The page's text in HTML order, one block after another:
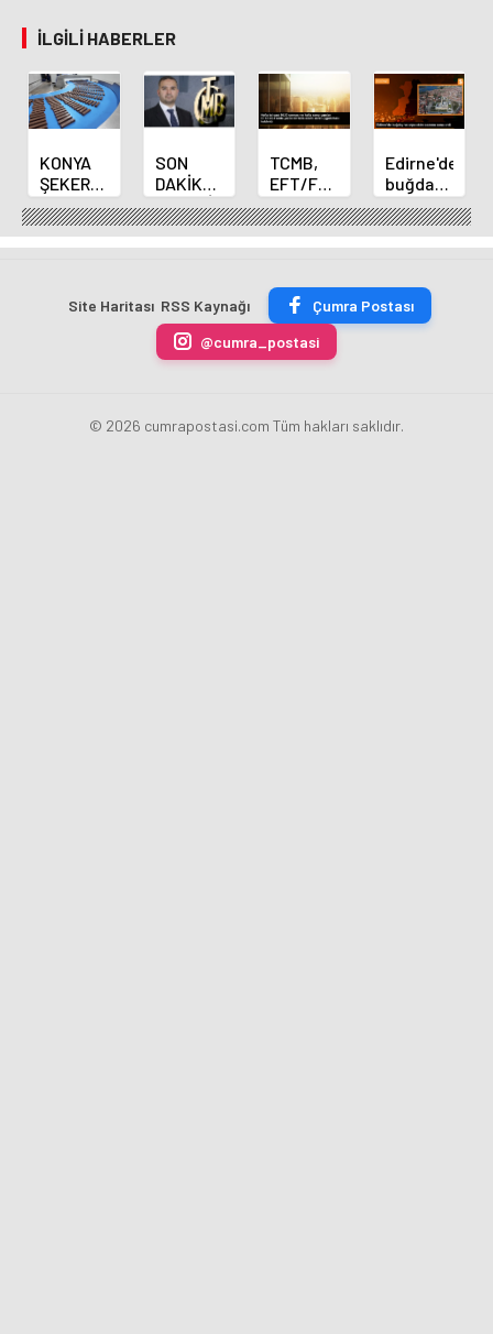
İLGILI HABERLER
KONYA
ŞEKER
YILLIK 7
BİN 500
TON
ÜRETİLECEK
SON
DAKİKA
HABERİ:
Yeni
Merkez
Fatih
Karahan
oldu
TCMB,
EFT/FAST
işlemleri
için
fazla
uygulamasını
kaldırdı
Edirne'de
buğday
ve arpa
ekim
sezonu
erdi
Site Haritası RSS Kaynağı
Çumra Postası
@cumra_postasi
© 2026 cumrapostasi.com Tüm hakları saklıdır.